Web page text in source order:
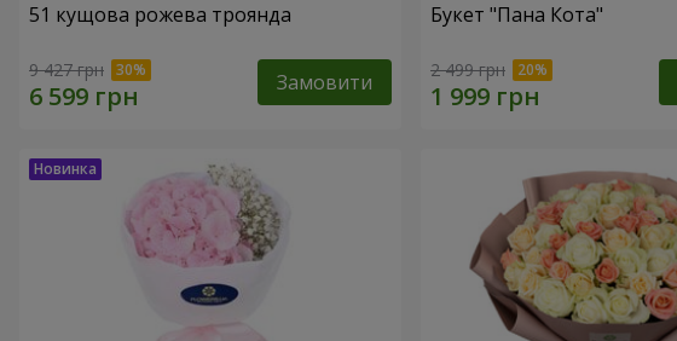
51 кущова рожева троянда
9 427 грн Замовити
Букет "Пана Кота"
2 499 грн